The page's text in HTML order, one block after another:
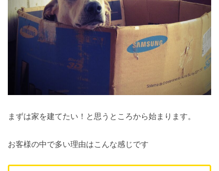
まずは家を建てたい！と思うところから始まります。
お客様の中で多い理由はこんな感じです